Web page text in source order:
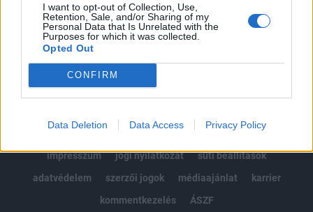
I want to opt-out of Collection, Use,
Retention, Sale, and/or Sharing of my
Personal Data that Is Unrelated with the
Purposes for which it was collected.
Opted Out
CONFIRM
Data Deletion Data Access Privacy Policy
MÁR ELŐFIZETŐNK VAGY?BEJELENTKEZÉS
impresszum
jogi nyilatkozat
süti beállítások
adatvédelem
szerzői jogok médiaajánlat
karrier
kommentkezelés
ÁSZF